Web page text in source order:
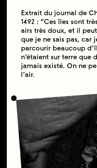
Extrait du journal de
1492 : “Ces îles sont
airs très doux, et il
que je ne sais pas, car
parcourir beaucoup
n’étaient sur terre que
jamais existé. On ne
l’air.